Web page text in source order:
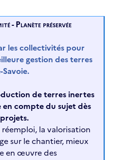
- Planète préservée
les collectivités pour
gestion des terres
de terres inertes
en compte du sujet dès
la valorisation
sur le chantier, mieux
en œuvre des